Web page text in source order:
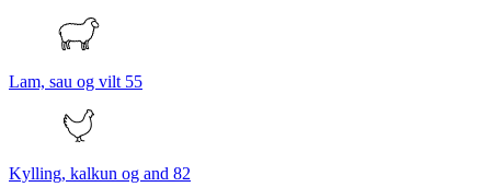
Lam, sau og vilt 55
Kylling, kalkun og and 82